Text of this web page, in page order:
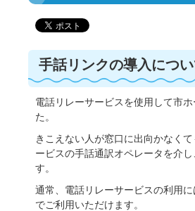
手話リンクの導入につ
電話リレーサービスを使用して市
た。
きこえない人が窓口に出向かなく
ービスの手話通訳オペレータを介
す。
通常、電話リレーサービスの利用
でご利用いただけます。